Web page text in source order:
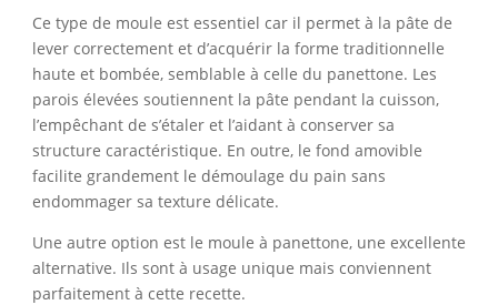
Ce type de moule est essentiel car il permet à la pâte de
lever correctement et d’acquérir la forme traditionnelle
haute et bombée, semblable à celle du panettone. Les
parois élevées soutiennent la pâte pendant la cuisson,
l’empêchant de s’étaler et l’aidant à conserver sa
structure caractéristique. En outre, le fond amovible
facilite grandement le démoulage du pain sans
endommager sa texture délicate.
Une autre option est le moule à panettone, une excellente
alternative. Ils sont à usage unique mais conviennent
parfaitement à cette recette.